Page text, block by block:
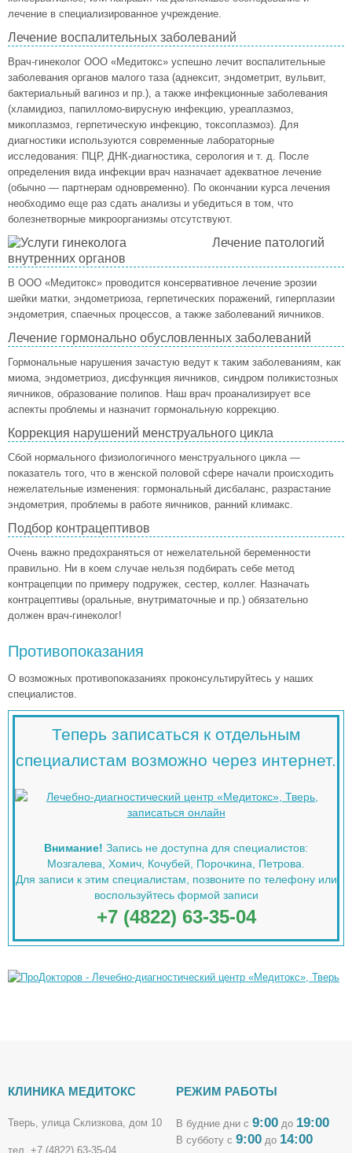
лечение в специализированное учреждение.
Лечение воспалительных заболеваний
Врач-гинеколог ООО «Медитокс» успешно лечит воспалительные
заболевания органов малого таза (аднексит, эндометрит, вульвит,
бактериальный вагиноз и пр.), а также инфекционные заболевания
(хламидиоз, папилломо-вирусную инфекцию, уреаплазмоз,
микоплазмоз, герпетическую инфекцию, токсоплазмоз). Для
диагностики используются современные лабораторные
исследования: ПЦР, ДНК-диагностика, серология и т. д. После
определения вида инфекции врач назначает адекватное лечение
(обычно — партнерам одновременно). По окончании курса лечения
необходимо еще раз сдать анализы и убедиться в том, что
болезнетворные микроорганизмы отсутствуют.
Лечение патологий
внутренних органов
В ООО «Медитокс» проводится консервативное лечение эрозии
шейки матки, эндометриоза, герпетических поражений, гиперплазии
эндометрия, спаечных процессов, а также заболеваний яичников.
Лечение гормонально обусловленных заболеваний
Гормональные нарушения зачастую ведут к таким заболеваниям, как
миома, эндометриоз, дисфункция яичников, синдром поликистозных
яичников, образование полипов. Наш врач проанализирует все
аспекты проблемы и назначит гормональную коррекцию.
Коррекция нарушений менструального цикла
Сбой нормального физиологичного менструального цикла —
показатель того, что в женской половой сфере начали происходить
нежелательные изменения: гормональный дисбаланс, разрастание
эндометрия, проблемы в работе яичников, ранний климакс.
Подбор контрацептивов
Очень важно предохраняться от нежелательной беременности
правильно. Ни в коем случае нельзя подбирать себе метод
контрацепции по примеру подружек, сестер, коллег. Назначать
контрацептивы (оральные, внутриматочные и пр.) обязательно
должен врач-гинеколог!
Противопоказания
О возможных противопоказаниях проконсультируйтесь у наших
специалистов.
Теперь записаться к отдельным
специалистам возможно через интернет.
Внимание! Запись не доступна для специалистов:
Мозгалева, Хомич, Кочубей, Порочкина, Петрова.
Для записи к этим специалистам, позвоните по телефону или
воспользуйтесь формой записи
+7 (4822) 63-35-04
КЛИНИКА МЕДИТОКС
Тверь, улица Склизкова, дом 10
тел. +7 (4822) 63-35-04
РЕЖИМ РАБОТЫ
В будние дни с 9:00 до 19:00
В субботу с 9:00 до 14:00